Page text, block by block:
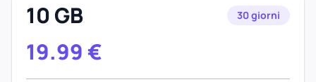
10 GB 30 giorni
19.99 €